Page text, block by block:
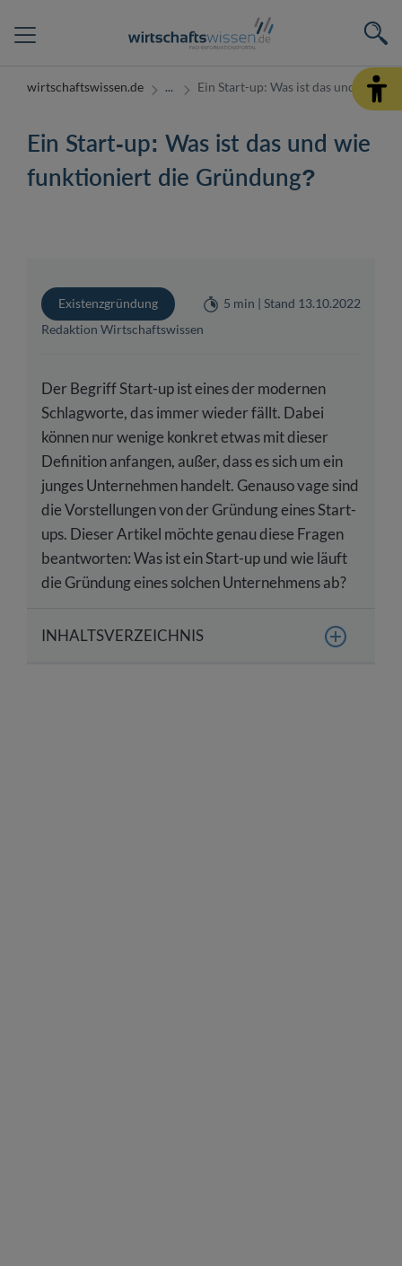
wirtschaftswissen.de Ein Start-up: Was ist das und wie
Ein Start-up: Was ist das und wie
funktioniert die Gründung?
Existenzgründung
5 min | Stand 13.10.2022
Redaktion Wirtschaftswissen
Der Begriff Start-up ist eines der modernen
Schlagworte, das immer wieder fällt. Dabei
können nur wenige konkret etwas mit dieser
Definition anfangen, außer, dass es sich um ein
junges Unternehmen handelt. Genauso vage sind
die Vorstellungen von der Gründung eines Start-
ups. Dieser Artikel möchte genau diese Fragen
beantworten: Was ist ein Start-up und wie läuft
die Gründung eines solchen Unternehmens ab?
INHALTSVERZEICHNIS